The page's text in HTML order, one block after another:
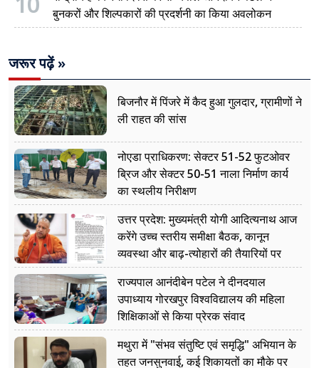
बुनकरों और शिल्पकारों की प्रदर्शनी का किया अवलोकन
जरूर पढ़ें »
बिजनौर में पिंजरे में कैद हुआ गुलदार, ग्रामीणों ने
ली राहत की सांस
नोएडा प्राधिकरण: सेक्टर 51-52 फुटओवर
ब्रिज और सेक्टर 50-51 नाला निर्माण कार्य
का स्थलीय निरीक्षण
उत्तर प्रदेश: मुख्यमंत्री योगी आदित्यनाथ आज
करेंगे उच्च स्तरीय समीक्षा बैठक, कानून
व्यवस्था और बाढ़-त्योहारों की तैयारियों पर
नजर
राज्यपाल आनंदीबेन पटेल ने दीनदयाल
उपाध्याय गोरखपुर विश्वविद्यालय की महिला
शिक्षिकाओं से किया प्रेरक संवाद
मथुरा में "संभव संतुष्टि एवं समृद्धि" अभियान के
तहत जनसुनवाई, कई शिकायतों का मौके पर